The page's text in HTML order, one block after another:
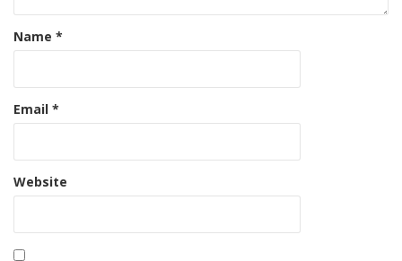
Name *
Email *
Website